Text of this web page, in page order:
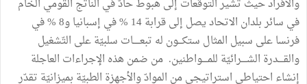
والأفراد حيث تشير التوقّعات إلى هبوط حادّ في الناتج القومي الخام
في سائر بلدان الاتحاد يصل إلى قرابة 14 % في إسبانيا و8 % في
فرنسا على سبيل المثال ستكـــون له تبعـــــات سلبيّة على التّشغيل
والقــــدرة الشــــرائيّة للمــــواطنين. من ضمن هذه الإجراءات العاجلة
إنشاء احتياطي استراتيجي من الموادّ والأجهزة الطبيّة بميزانيّة تقدّر